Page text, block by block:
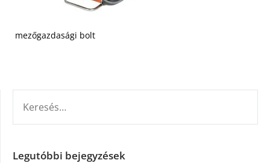
mezőgazdasági bolt
Legutóbbi bejegyzések